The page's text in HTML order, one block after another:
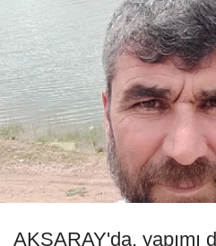
AKSARAY'da, yapımı